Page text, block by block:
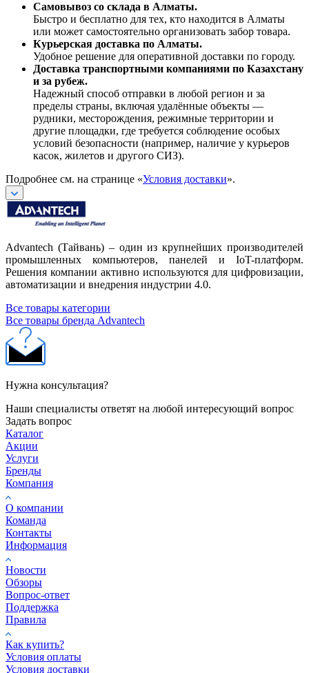
Самовывоз со склада в Алматы.
Быстро и бесплатно для тех, кто находится в Алматы
или может самостоятельно организовать забор товара.
Курьерская доставка по Алматы.
Удобное решение для оперативной доставки по городу.
Доставка транспортными компаниями по Казахстану
и за рубеж.
Надежный способ отправки в любой регион и за
пределы страны, включая удалённые объекты —
рудники, месторождения, режимные территории и
другие площадки, где требуется соблюдение особых
условий безопасности (например, наличие у курьеров
касок, жилетов и другого СИЗ).
Подробнее см. на странице «Условия доставки».
Advantech (Тайвань) – один из крупнейших производителей
промышленных компьютеров, панелей и IoT-платформ.
Решения компании активно используются для цифровизации,
автоматизации и внедрения индустрии 4.0.
Все товары категории
Все товары бренда Advantech
Нужна консультация?
Наши специалисты ответят на любой интересующий вопрос
Задать вопрос
Каталог
Акции
Услуги
Бренды
Компания
О компании
Команда
Контакты
Информация
Новости
Обзоры
Вопрос-ответ
Поддержка
Правила
Как купить?
Условия оплаты
Условия доставки